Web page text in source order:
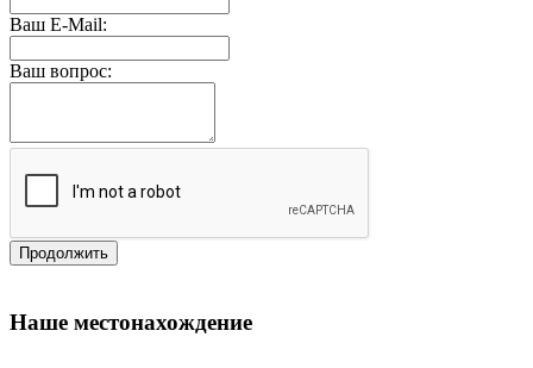
Ваш E-Mail:
Ваш вопрос:
Продолжить
Наше местонахождение